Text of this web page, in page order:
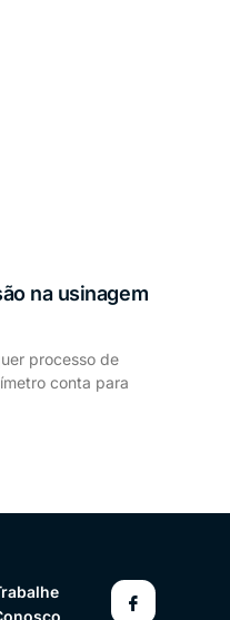
na usinagem
processo de
conta para